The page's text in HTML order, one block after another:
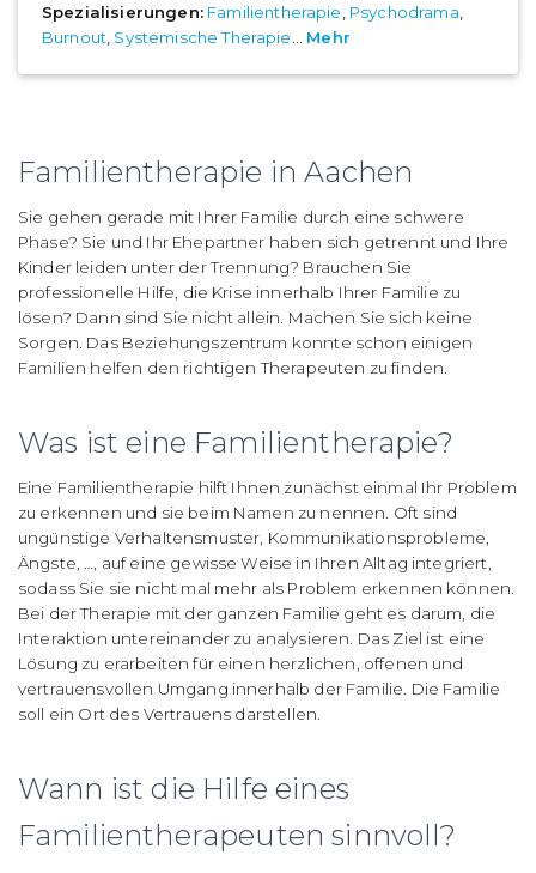
Spezialisierungen: Familientherapie Psychodrama
Burnout Systemische Therapie Mehr
Familientherapie in Aachen
Sie gehen gerade mit Ihrer Familie durch eine schwere
Phase? Sie und Ihr Ehepartner haben sich getrennt und Ihre
Kinder leiden unter der Trennung? Brauchen Sie
professionelle Hilfe, die Krise innerhalb Ihrer Familie zu
lösen? Dann sind Sie nicht allein. Machen Sie sich keine
Sorgen. Das Beziehungszentrum konnte schon einigen
Familien helfen den richtigen Therapeuten zu finden.
Was ist eine Familientherapie?
Eine Familientherapie hilft Ihnen zunächst einmal Ihr Problem
zu erkennen und sie beim Namen zu nennen. Oft sind
ungünstige Verhaltensmuster, Kommunikationsprobleme,
Ängste, …, auf eine gewisse Weise in Ihren Alltag integriert,
sodass Sie sie nicht mal mehr als Problem erkennen können.
Bei der Therapie mit der ganzen Familie geht es darum, die
Interaktion untereinander zu analysieren. Das Ziel ist eine
Lösung zu erarbeiten für einen herzlichen, offenen und
vertrauensvollen Umgang innerhalb der Familie. Die Familie
soll ein Ort des Vertrauens darstellen.
Wann ist die Hilfe eines
Familientherapeuten sinnvoll?